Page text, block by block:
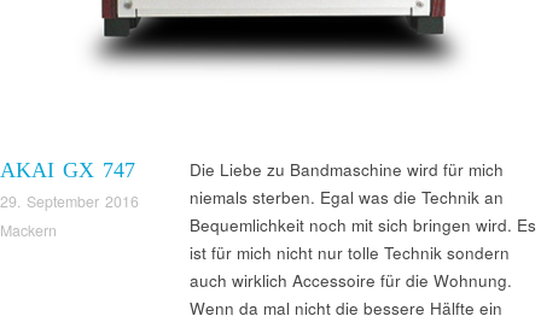
AKAI GX 747
29. September 2016
Mackern
Die Liebe zu Bandmaschine wird für mich
niemals sterben. Egal was die Technik an
Bequemlichkeit noch mit sich bringen wird. Es
ist für mich nicht nur tolle Technik sondern
auch wirklich Accessoire für die Wohnung.
Wenn da mal nicht die bessere Hälfte ein